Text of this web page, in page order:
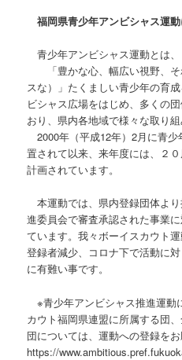
福岡県青少年アンビシャス運
青少年アンビシャス運動とは、
「豊かな心、幅広い視野、そ
スな）」たくましい青少年の育
ビシャス広場をはじめ、多くの
おり、県内各地域で様々な取り組
2000年（平成12年）2月に青
置されて以来、来年度には、２
計画されています。
本運動では、県内登録団体よ
進委員会で審査承認された事業
ています。我々ボーイスカウト
登録者減少、コロナ下で活動に
に有難い事です。
※青少年アンビシャス推進運動
カウト福岡県連盟に所属する団
団については、運動への登録をお
https://